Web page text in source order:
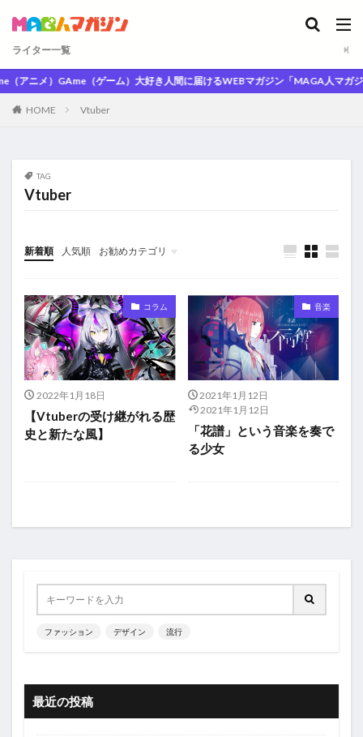
ライター一覧
メ）GAme（ゲーム）大好き人間に届けるWEBマガジン「MAGA人マガジン」
HOME Vtuber
TAG
Vtuber
新着順 人気順 お勧めカテゴリ
未分類
コラム
2022年1月18日
【Vtuberの受け継がれる歴
史と新たな風】
音楽
2021年1月12日
2021年1月12日
「花譜」という音楽を奏で
る少女
ファッション デザイン 流行
最近の投稿